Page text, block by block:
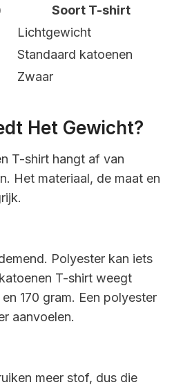
Soort T-shirt
Lichtgewicht
Standaard katoenen
Zwaar
Het Gewicht?
T-shirt hangt af van
Het materiaal, de maat en
Polyester kan iets
T-shirt weegt
170 gram. Een polyester
aanvoelen.
meer stof, dus die